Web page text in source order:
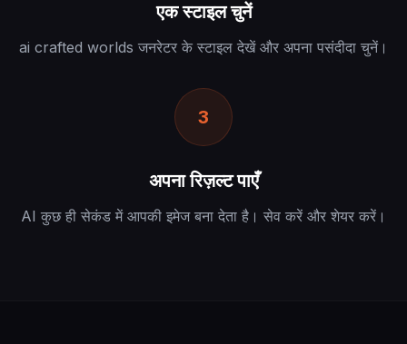
एक स्टाइल चुनें
ai crafted worlds जनरेटर के स्टाइल देखें और अपना पसंदीदा चुनें।
3
अपना रिज़ल्ट पाएँ
AI कुछ ही सेकंड में आपकी इमेज बना देता है। सेव करें और शेयर करें।